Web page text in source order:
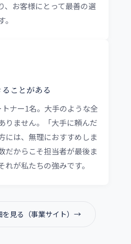
、お客様にとって最善の選
ことがある
ナー1名。大手のような全
りません。「大手に頼んだ
には、無理におすすめしま
だからこそ担当者が最後ま
れが私たちの強みです。
見る（事業サイト）